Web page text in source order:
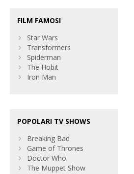
FILM FAMOSI
Star Wars
Transformers
Spiderman
The Hobit
Iron Man
POPOLARI TV SHOWS
Breaking Bad
Game of Thrones
Doctor Who
The Muppet Show